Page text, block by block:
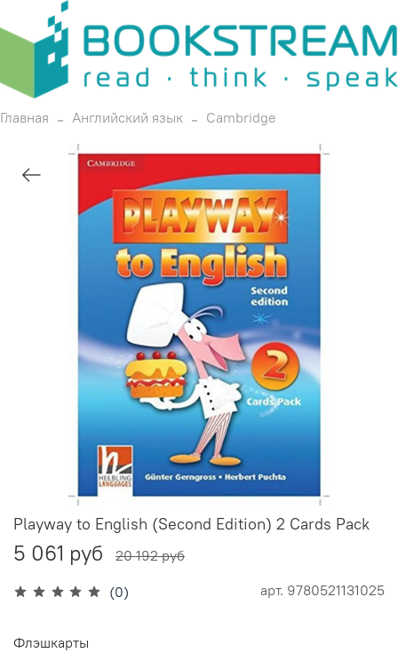
Главная Английский язык Cambridge
(0) арт. 9780521131025
Playway to English (Second Edition) 2 Cards Pack
5 061 руб 20 192 руб
Флэшкарты